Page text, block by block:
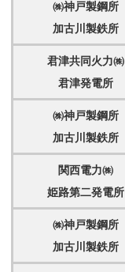
㈱神戸製鋼所
加古川製鉄所
君津共同火力㈱
君津発電所
㈱神戸製鋼所
加古川製鉄所
関西電力㈱
姫路第二発電所
㈱神戸製鋼所
加古川製鉄所